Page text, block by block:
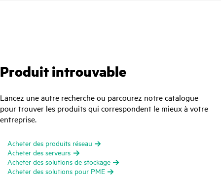
Produit introuvable
Lancez une autre recherche ou parcourez notre catalogue
pour trouver les produits qui correspondent le mieux à votre
entreprise.
Acheter des produits réseau
Acheter des serveurs
Acheter des solutions de stockage
Acheter des solutions pour PME